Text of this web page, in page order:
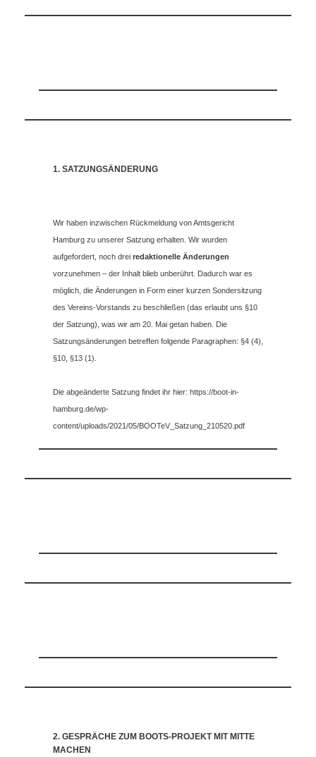
1. SATZUNGSÄNDERUNG
Wir haben inzwischen Rückmeldung von Amtsgericht
Hamburg zu unserer Satzung erhalten. Wir wurden
aufgefordert, noch drei redaktionelle Änderungen
vorzunehmen – der Inhalt blieb unberührt. Dadurch war es
möglich, die Änderungen in Form einer kurzen Sondersitzung
des Vereins-Vorstands zu beschließen (das erlaubt uns §10
der Satzung), was wir am 20. Mai getan haben. Die
Satzungsänderungen betreffen folgende Paragraphen: §4 (4),
§10, §13 (1).
Die abgeänderte Satzung findet ihr hier: https://boot-in-
hamburg.de/wp-
content/uploads/2021/05/BOOTeV_Satzung_210520.pdf
2. GESPRÄCHE ZUM BOOTS-PROJEKT MIT MITTE
MACHEN